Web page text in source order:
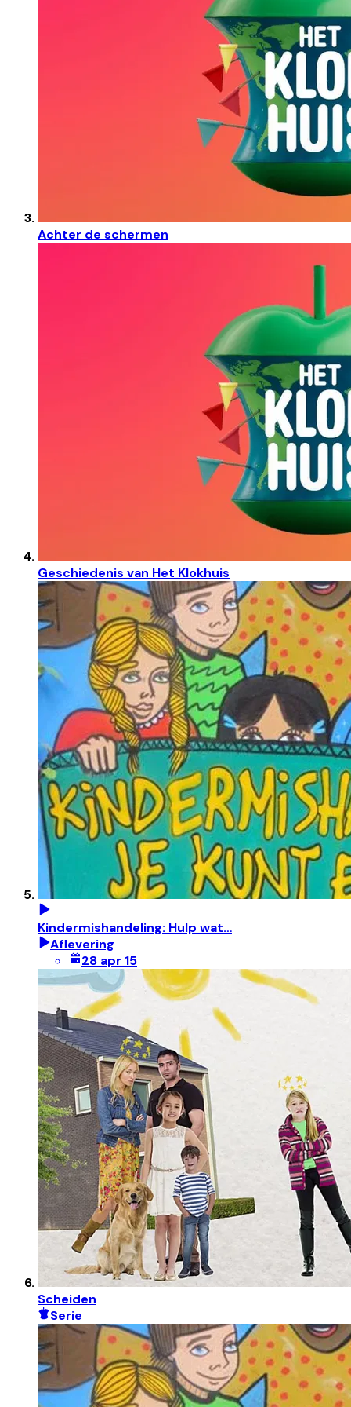
Achter de schermen
Geschiedenis van Het Klokhuis
Kindermishandeling: Hulp wat…
Aflevering
28 apr 15
Scheiden
Serie